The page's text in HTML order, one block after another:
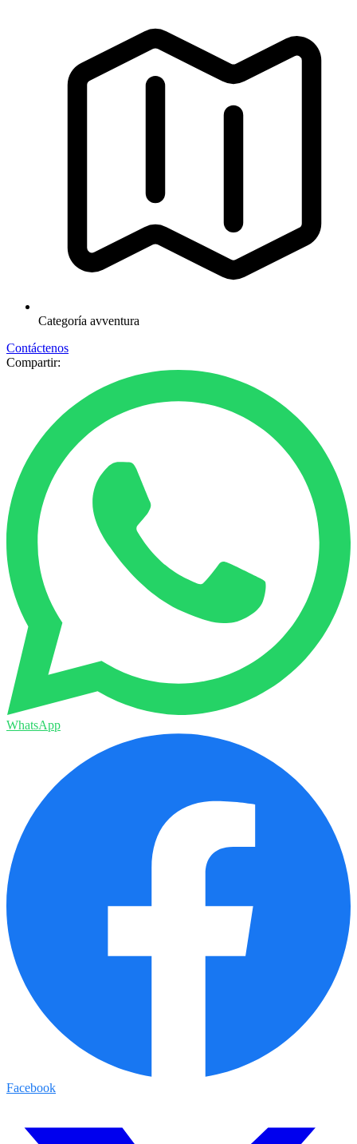
Categoría avventura
Contáctenos
Compartir:
WhatsApp
Facebook